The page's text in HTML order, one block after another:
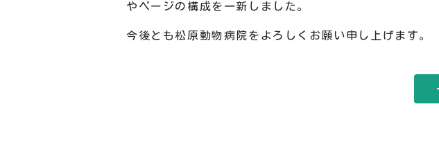
やページの構成を一新しました。
今後とも松原動物病院をよろしくお願い申し上げます。